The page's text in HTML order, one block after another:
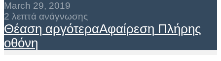
March 29, 2019
2 λεπτά ανάγνωσης
Θέαση αργότεραΑφαίρεση Πλήρης
οθόνη